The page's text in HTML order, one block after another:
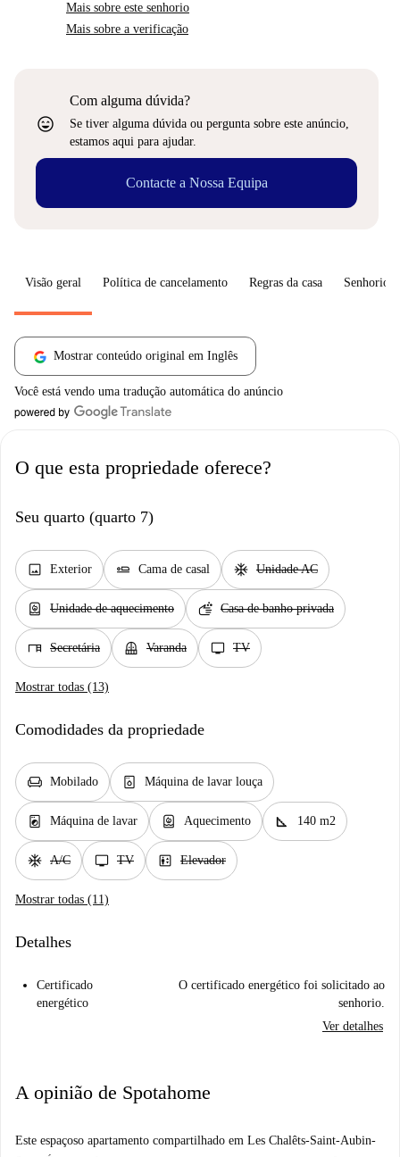
Mais sobre este senhorio
Mais sobre a verificação
sentiment_very_satisfied
Com alguma dúvida?
Se tiver alguma dúvida ou pergunta sobre este anúncio,
estamos aqui para ajudar.
Contacte a Nossa Equipa
Visão geral Política de cancelamento Regras da casa Senhorio
Mostrar conteúdo original em Inglês
Você está vendo uma tradução automática do anúncio
O que esta propriedade oferece?
Seu quarto (quarto 7)
image Exterior airline_seat_flat Cama de casal ac_unit Unidade AC
water_heater Unidade de aquecimento soap Casa de banho privada
desk Secretária balcony Varanda tv TV
Mostrar todas (13)
Comodidades da propriedade
chair Mobilado dishwasher_gen Máquina de lavar louça
local_laundry_service Máquina de lavar water_heater Aquecimento square_foot 140 m2
ac_unit A/C tv TV elevator Elevador
Mostrar todas (11)
Detalhes
Certificado
energético
O certificado energético foi solicitado ao
senhorio.
Ver detalhes
A opinião de Spotahome
Este espaçoso apartamento compartilhado em Les Chalêts-Saint-Aubin-